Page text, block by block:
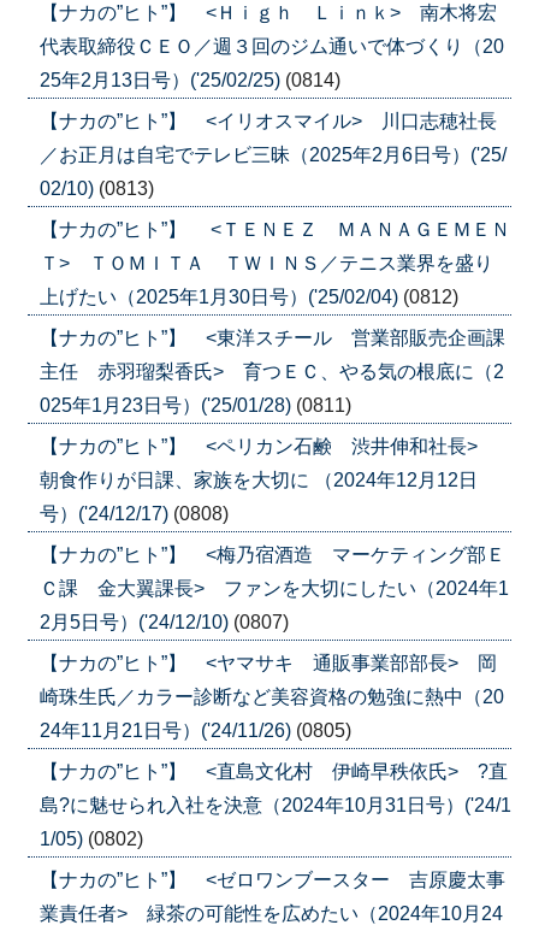
【ナカの”ヒト”】 <Ｈｉｇｈ Ｌｉｎｋ> 南木将宏
代表取締役ＣＥＯ／週３回のジム通いで体づくり（20
25年2月13日号）('25/02/25) (0814)
【ナカの”ヒト”】 <イリオスマイル> 川口志穂社長
／お正月は自宅でテレビ三昧（2025年2月6日号）('25/
02/10) (0813)
【ナカの”ヒト”】 <ＴＥＮＥＺ ＭＡＮＡＧＥＭＥＮ
Ｔ> ＴＯＭＩＴＡ ＴＷＩＮＳ／テニス業界を盛り
上げたい（2025年1月30日号）('25/02/04) (0812)
【ナカの”ヒト”】 <東洋スチール 営業部販売企画課
主任 赤羽瑠梨香氏> 育つＥＣ、やる気の根底に（2
025年1月23日号）('25/01/28) (0811)
【ナカの”ヒト”】 <ペリカン石鹸 渋井伸和社長>
朝食作りが日課、家族を大切に （2024年12月12日
号）('24/12/17) (0808)
【ナカの”ヒト”】 <梅乃宿酒造 マーケティング部Ｅ
Ｃ課 金大翼課長> ファンを大切にしたい（2024年1
2月5日号）('24/12/10) (0807)
【ナカの”ヒト”】 <ヤマサキ 通販事業部部長> 岡
崎珠生氏／カラー診断など美容資格の勉強に熱中（20
24年11月21日号）('24/11/26) (0805)
【ナカの”ヒト”】 <直島文化村 伊崎早秩依氏> ?直
島?に魅せられ入社を決意（2024年10月31日号）('24/1
1/05) (0802)
【ナカの”ヒト”】 <ゼロワンブースター 吉原慶太事
業責任者> 緑茶の可能性を広めたい（2024年10月24